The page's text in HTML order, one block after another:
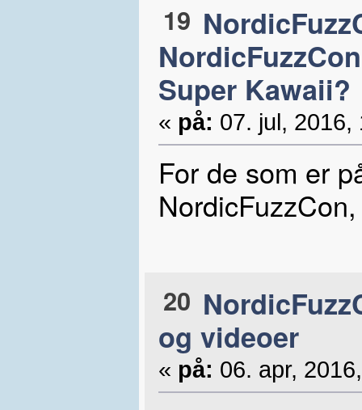
19
Super Kawaii?
« på: 07. jul, 2016,
For de som er
20
og videoer
« på: 06. apr,